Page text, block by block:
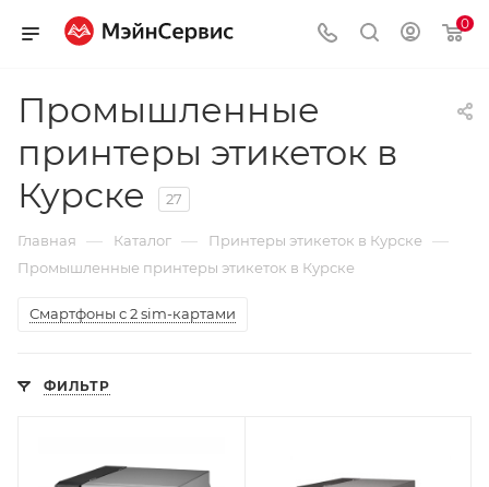
0
Промышленные
принтеры этикеток в
Курске
27
Главная — Каталог — Принтеры этикеток в Курске —
Промышленные принтеры этикеток в Курске
Смартфоны с 2 sim-картами
ФИЛЬТР